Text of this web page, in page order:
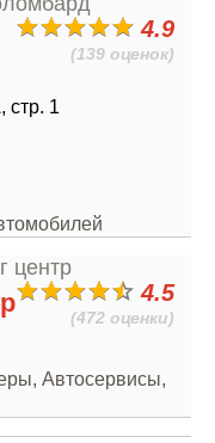
4.9
(139 оценок)
стр. 1
4.5
(472 оценки)
Автосервисы,